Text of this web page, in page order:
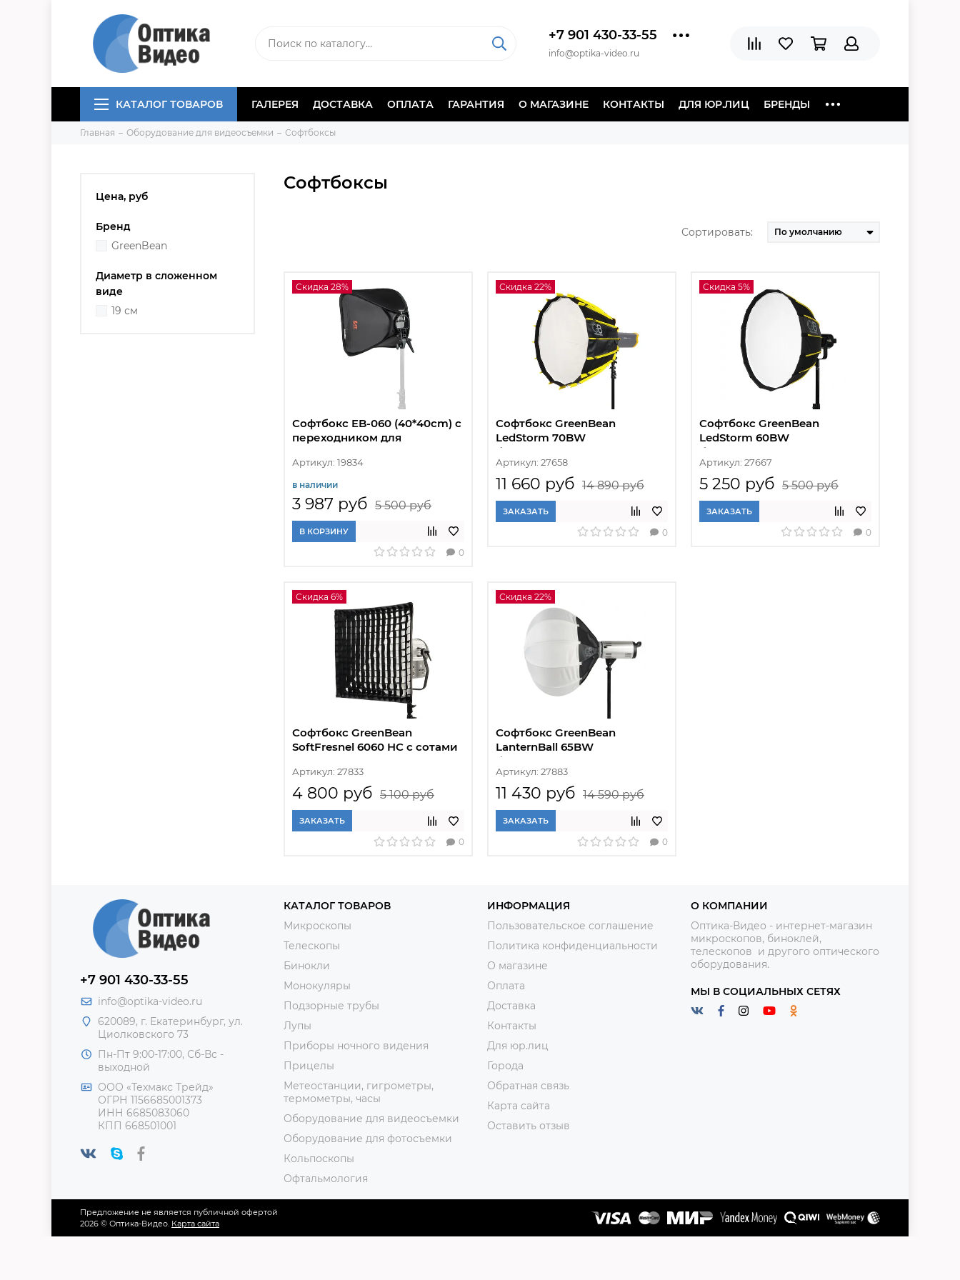
+7 901 430-33-55
info@optika-video.ru
КАТАЛОГ ТОВАРОВ ГАЛЕРЕЯ ДОСТАВКА ОПЛАТА ГАРАНТИЯ О МАГАЗИНЕ КОНТАКТЫ ДЛЯ ЮР.ЛИЦ БРЕНДЫ
Главная Оборудование для видеосъемки Софтбоксы
Цена, руб
Бренд
GreenBean
Диаметр в сложенном
виде
19 см
Софтбоксы
Сортировать:
Скидка 28%
Софтбокс EB-060 (40*40cm) с
переходником для
Артикул: 19834
в наличии
3 987 руб 5 500 руб
В КОРЗИНУ
0
Скидка 22%
Софтбокс GreenBean
LedStorm 70BW
быстроскладной
Артикул: 27658
11 660 руб 14 890 руб
ЗАКАЗАТЬ
0
Скидка 5%
Софтбокс GreenBean
LedStorm 60BW
быстроскладной
Артикул: 27667
5 250 руб 5 500 руб
ЗАКАЗАТЬ
0
Скидка 6%
Софтбокс GreenBean
SoftFresnel 6060 HC с сотами
Артикул: 27833
4 800 руб 5 100 руб
ЗАКАЗАТЬ
0
Скидка 22%
Софтбокс GreenBean
LanternBall 65BW
быстроскладной
Артикул: 27883
11 430 руб 14 590 руб
ЗАКАЗАТЬ
0
+7 901 430-33-55
info@optika-video.ru
620089, г. Екатеринбург, ул.
Циолковского 73
Пн-Пт 9:00-17:00, Сб-Вс -
выходной
ООО «Техмакс Трейд»
ОГРН 1156685001373
ИНН 6685083060
КПП 668501001
КАТАЛОГ ТОВАРОВ
Микроскопы
Телескопы
Бинокли
Монокуляры
Подзорные трубы
Лупы
Приборы ночного видения
Прицелы
Метеостанции, гигрометры,
термометры, часы
Оборудование для видеосъемки
Оборудование для фотосъемки
Кольпоскопы
Офтальмология
ИНФОРМАЦИЯ
Пользовательское соглашение
Политика конфиденциальности
О магазине
Оплата
Доставка
Контакты
Для юр.лиц
Города
Обратная связь
Карта сайта
Оставить отзыв
О КОМПАНИИ
Оптика-Видео - интернет-магазин
микроскопов, биноклей,
телескопов и другого оптического
оборудования.
МЫ В СОЦИАЛЬНЫХ СЕТЯХ
Предложение не является публичной офертой
2026 © Оптика-Видео. Карта сайта